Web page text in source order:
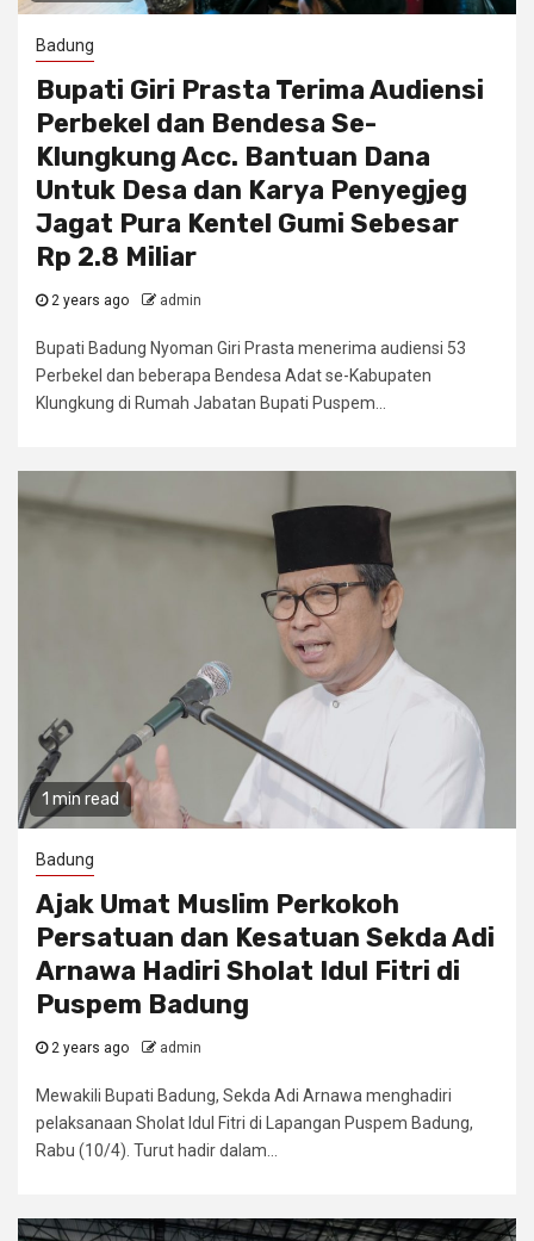
Badung
Bupati Giri Prasta Terima Audiensi
Perbekel dan Bendesa Se-
Klungkung Acc. Bantuan Dana
Untuk Desa dan Karya Penyegjeg
Jagat Pura Kentel Gumi Sebesar
Rp 2.8 Miliar
2 years ago admin
Bupati Badung Nyoman Giri Prasta menerima audiensi 53
Perbekel dan beberapa Bendesa Adat se-Kabupaten
Klungkung di Rumah Jabatan Bupati Puspem...
1 min read
Badung
Ajak Umat Muslim Perkokoh
Persatuan dan Kesatuan Sekda Adi
Arnawa Hadiri Sholat Idul Fitri di
Puspem Badung
2 years ago admin
Mewakili Bupati Badung, Sekda Adi Arnawa menghadiri
pelaksanaan Sholat Idul Fitri di Lapangan Puspem Badung,
Rabu (10/4). Turut hadir dalam...